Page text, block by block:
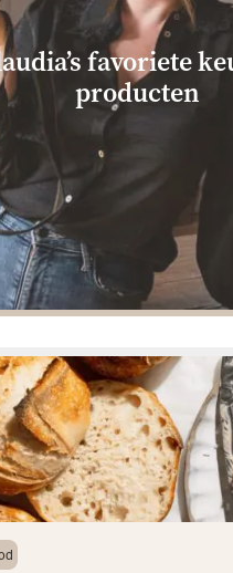
favoriete
producten